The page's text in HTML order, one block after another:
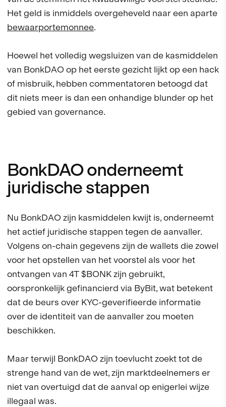
Het geld is inmiddels overgeheveld naar een aparte
bewaarportemonnee.
Hoewel het volledig wegsluizen van de kasmiddelen
van BonkDAO op het eerste gezicht lijkt op een hack
of misbruik, hebben commentatoren betoogd dat
dit niets meer is dan een onhandige blunder op het
gebied van governance.
BonkDAO onderneemt
juridische stappen
Nu BonkDAO zijn kasmiddelen kwijt is, onderneemt
het actief juridische stappen tegen de aanvaller.
Volgens on-chain gegevens zijn de wallets die zowel
voor het opstellen van het voorstel als voor het
ontvangen van 4T $BONK zijn gebruikt,
oorspronkelijk gefinancierd via ByBit, wat betekent
dat de beurs over KYC-geverifieerde informatie
over de identiteit van de aanvaller zou moeten
beschikken.
Maar terwijl BonkDAO zijn toevlucht zoekt tot de
strenge hand van de wet, zijn marktdeelnemers er
niet van overtuigd dat de aanval op enigerlei wijze
illegaal was.